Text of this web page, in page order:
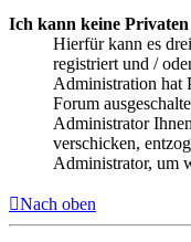
Ich kann keine
Hierfür kann es
registriert und /
Administration hat
Forum
Administrator
verschicken,
Administrator, um
Nach oben